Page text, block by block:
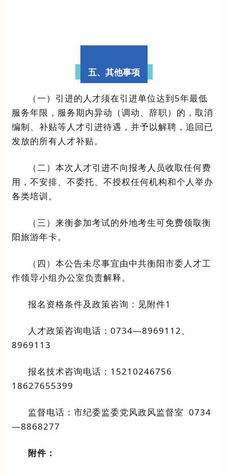
五、其他事项
（一）引进的人才须在引进单位达到5年最低
服务年限 ， 服务期内异动（调动、辞职）的，取消
编制、补贴等人才引进待遇，并予以解聘 ，追回已
发放的所有人才补贴。
（二）本次人才引进不向报考人员收取任何费
用，不安排、不委托、不授权任何机构和个人举办
各类培训。
（三） 来衡参加考试的外地考生可免费领取衡
阳旅游年卡。
（ 四）本公告未尽事宜由中共衡阳市委人才工
作领导小组办公室负责解释。
报名资格条件及政策咨询： 见附件1
人才政策咨询电话： 0734—8969112、
8969113
报名技术咨询电话： 15210246756
18627655399
监督电话： 市纪委监委党风政风监督室 0734
—8868277
附件：